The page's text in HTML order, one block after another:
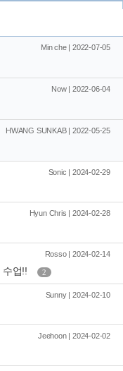
Min che | 2022-07-05
Now | 2022-06-04
HWANG SUNKAB | 2022-05-25
Sonic | 2024-02-29
Hyun Chris | 2024-02-28
Rosso | 2024-02-14
업!! 2
Sunny | 2024-02-10
Jeehoon | 2024-02-02